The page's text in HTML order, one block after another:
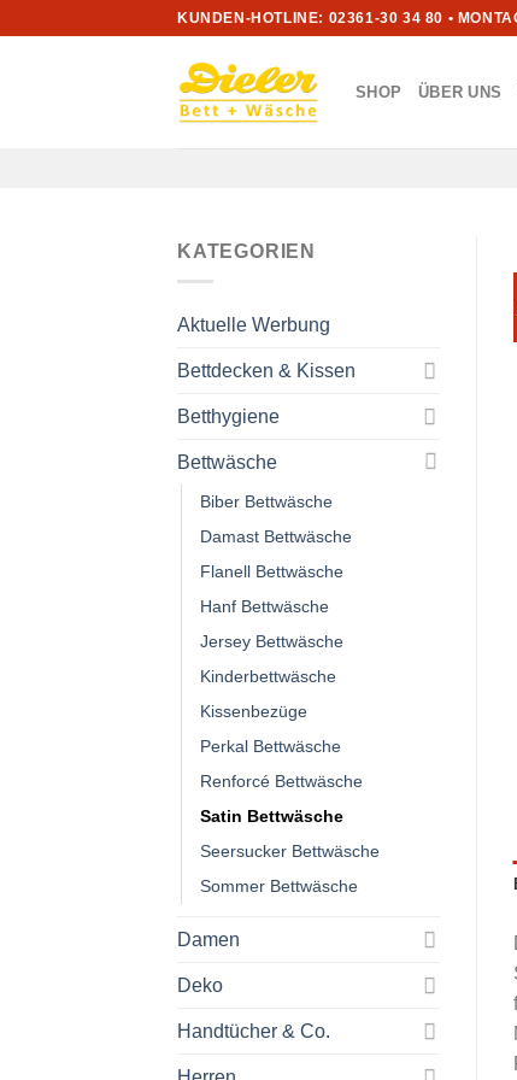
KUNDEN-HOTLINE: 02361-30 34 80 •
SHOP ÜBER UNS
KATEGORIEN
Aktuelle Werbung
Bettdecken & Kissen
Betthygiene
Bettwäsche
Biber Bettwäsche
Damast Bettwäsche
Flanell Bettwäsche
Hanf Bettwäsche
Jersey Bettwäsche
Kinderbettwäsche
Kissenbezüge
Perkal Bettwäsche
Renforcé Bettwäsche
Satin Bettwäsche
Seersucker Bettwäsche
Sommer Bettwäsche
Damen
Deko
Handtücher & Co.